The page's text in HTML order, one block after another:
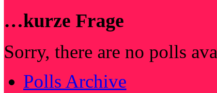
…kurze Frage
Sorry, there are no polls
Polls Archive